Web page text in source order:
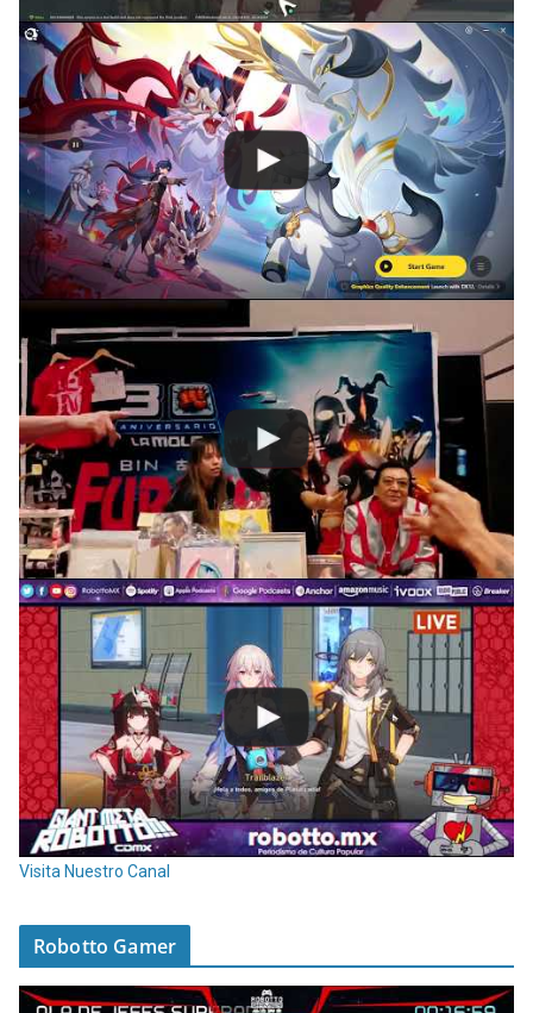
Visita Nuestro Canal
Robotto Gamer